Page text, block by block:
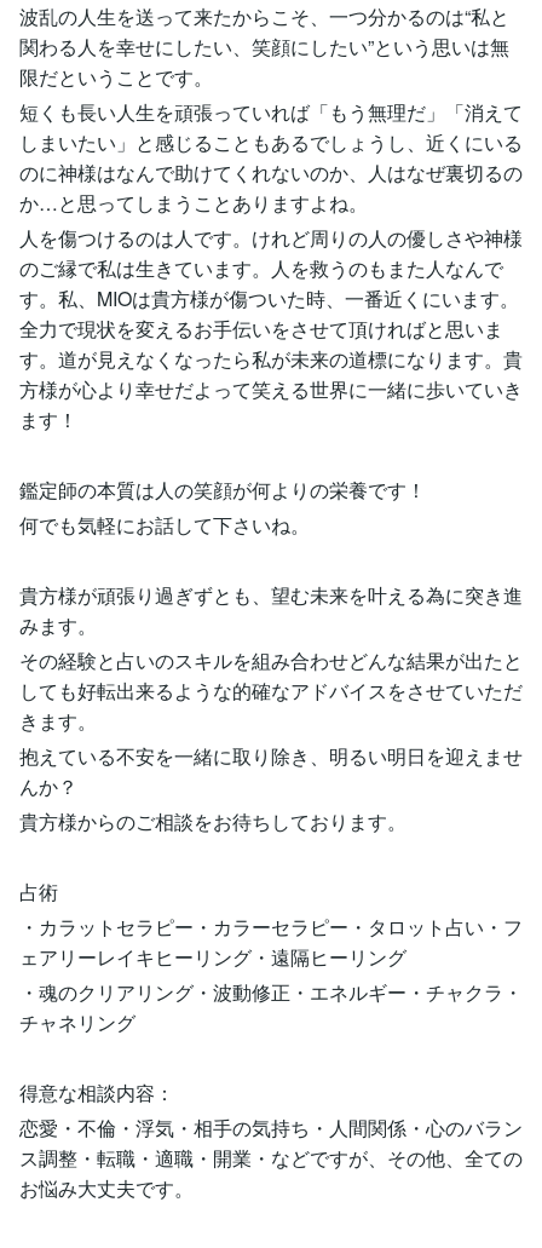
波乱の人生を送って来たからこそ、一つ分かるのは“私と
関わる人を幸せにしたい、笑顔にしたい”という思いは無
限だということです。
短くも長い人生を頑張っていれば「もう無理だ」「消えて
しまいたい」と感じることもあるでしょうし、近くにいる
のに神様はなんで助けてくれないのか、人はなぜ裏切るの
か…と思ってしまうことありますよね。
人を傷つけるのは人です。けれど周りの人の優しさや神様
のご縁で私は生きています。人を救うのもまた人なんで
す。私、MIOは貴方様が傷ついた時、一番近くにいます。
全力で現状を変えるお手伝いをさせて頂ければと思いま
す。道が見えなくなったら私が未来の道標になります。貴
方様が心より幸せだよって笑える世界に一緒に歩いていき
ます！
鑑定師の本質は人の笑顔が何よりの栄養です！
何でも気軽にお話して下さいね。
貴方様が頑張り過ぎずとも、望む未来を叶える為に突き進
みます。
その経験と占いのスキルを組み合わせどんな結果が出たと
しても好転出来るような的確なアドバイスをさせていただ
きます。
抱えている不安を一緒に取り除き、明るい明日を迎えませ
んか？
貴方様からのご相談をお待ちしております。
占術
・カラットセラピー・カラーセラピー・タロット占い・フ
ェアリーレイキヒーリング・遠隔ヒーリング
・魂のクリアリング・波動修正・エネルギー・チャクラ・
チャネリング
得意な相談内容：
恋愛・不倫・浮気・相手の気持ち・人間関係・心のバラン
ス調整・転職・適職・開業・などですが、その他、全ての
お悩み大丈夫です。